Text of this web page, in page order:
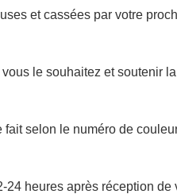
et cassées par votre
le souhaitez et soutenir
selon le numéro de
heures après réception de